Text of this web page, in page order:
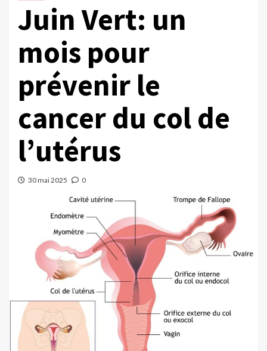
Juin Vert: un
mois pour
prévenir le
cancer du col de
l’utérus
30 mai 2025 0